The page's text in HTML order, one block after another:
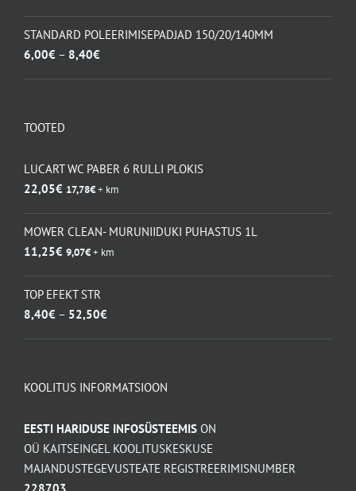
oli:
115,50€.
on:
STANDARD POLEERIMISEPADJAD 150/20/140MM
6,00€ – 8,40€
TOOTED
LUCART WC PABER 6 RULLI PLOKIS
22,05€ 17,78€+ km
MOWER CLEAN- MURUNIIDUKI PUHASTUS 1L
11,25€ 9,07€+ km
TOP EFEKT STR
8,40€ – 52,50€
KOOLITUS INFORMATSIOON
EESTI HARIDUSE INFOSÜSTEEMIS ON
OÜ KAITSEINGEL KOOLITUSKESKUSE
MAJANDUSTEGEVUSTEATE REGISTREERIMISNUMBER
228703